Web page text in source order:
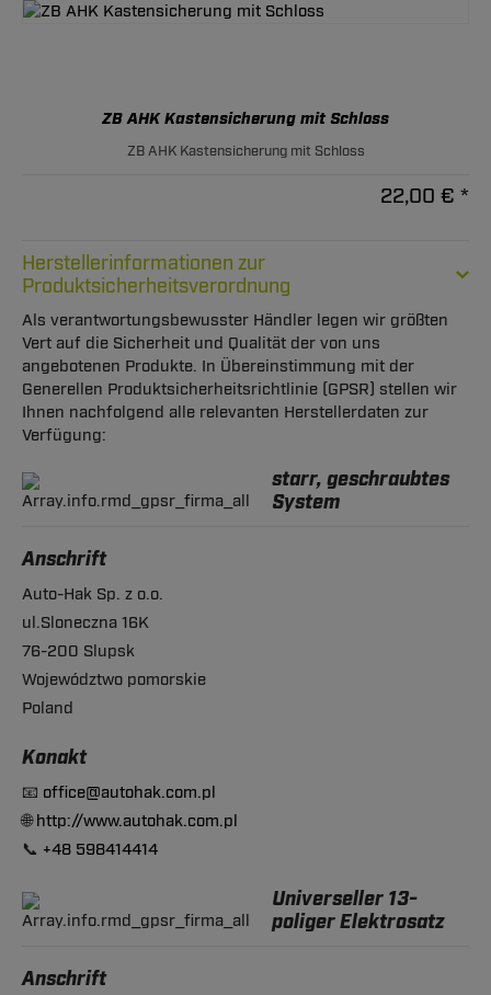
ZB AHK Kastensicherung mit Schloss
ZB AHK Kastensicherung mit Schloss
22,00 € *
Herstellerinformationen zur
Produktsicherheitsverordnung
Als verantwortungsbewusster Händler legen wir größten
Vert auf die Sicherheit und Qualität der von uns
angebotenen Produkte. In Übereinstimmung mit der
Generellen Produktsicherheitsrichtlinie (GPSR) stellen wir
Ihnen nachfolgend alle relevanten Herstellerdaten zur
Verfügung:
starr, geschraubtes
System
Anschrift
Auto-Hak Sp. z o.o.
ul.Sloneczna 16K
76-200 Slupsk
Województwo pomorskie
Poland
Konakt
📧 office@autohak.com.pl
🌐http://www.autohak.com.pl
📞 +48 598414414
Universeller 13-
poliger Elektrosatz
Anschrift